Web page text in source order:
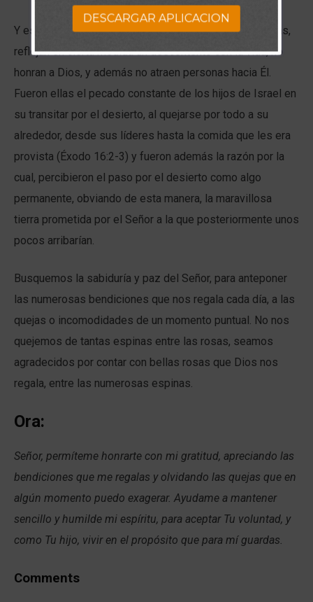
Y es que las abundantes quejas, murmuraciones, críticas,
reflejan en cierta medida un descontento con la vida, no
honran a Dios, y además no atraen personas hacia Él.
Fueron ellas el pecado constante de los hijos de Israel en
su transitar por el desierto, al quejarse por todo a su
alrededor, desde sus líderes hasta la comida que les era
provista (Éxodo 16:2-3) y fueron además la razón por la
cual, percibieron el paso por el desierto como algo
permanente, obviando de esta manera, la maravillosa
tierra prometida por el Señor a la que posteriormente unos
pocos arribarían.
Busquemos la sabiduría y paz del Señor, para anteponer
las numerosas bendiciones que nos regala cada día, a las
quejas o incomodidades de un momento puntual. No nos
quejemos de tantas espinas entre las rosas, seamos
agradecidos por contar con bellas rosas que Dios nos
regala, entre las numerosas espinas.
Ora:
Señor, permíteme honrarte con mi gratitud, apreciando las
bendiciones que me regalas y olvidando las quejas que en
algún momento puedo exagerar. Ayudame a mantener
sencillo y humilde mi espíritu, para aceptar Tu voluntad, y
como Tu hijo, vivir en el propósito que para mí guardas.
Comments
DESCARGAR APLICACION